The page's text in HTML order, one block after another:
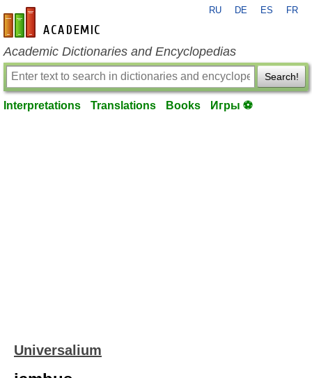
en-academic.com
RU DE ES FR
Academic Dictionaries and Encyclopedias
Search!
Interpretations Translations Books Игры ⚽
Universalium